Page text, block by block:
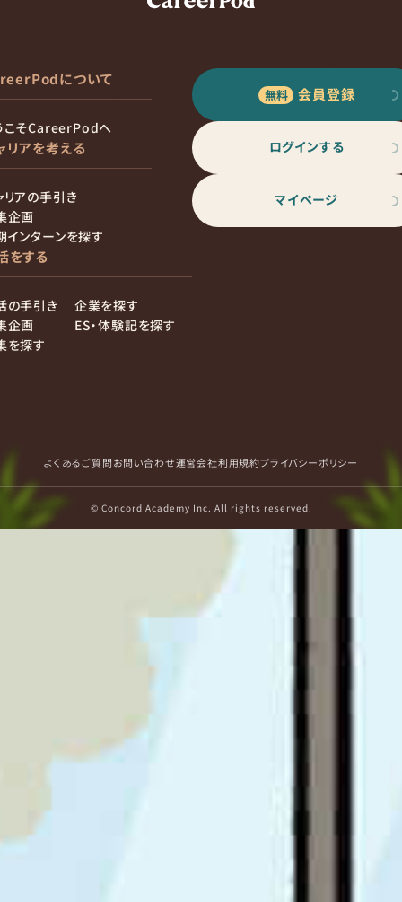
について
こそCareerPodへ
リアを考える
リアの手引き
企画
インターンを探す
をする
の手引き
企画
を探す
企業を探す
ES・体験記を探す
会員登録
ログインする
マイページ
よくあるご質問お問い合わせ運営会社利用規約プライバシーポリシー
© Concord Academy Inc. All rights reserved.